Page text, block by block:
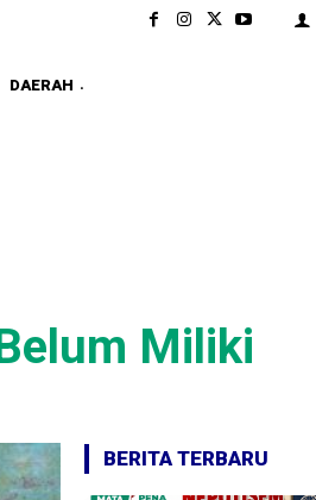
DAERAH
Miliki
BERITA TERBARU